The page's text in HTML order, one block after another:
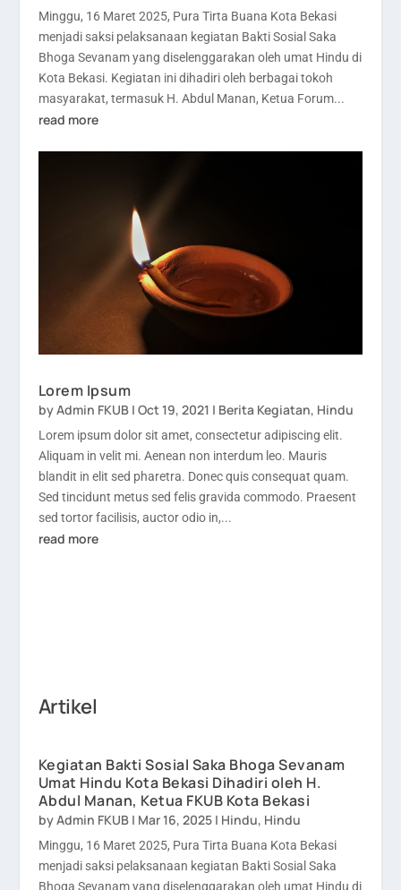
Minggu, 16 Maret 2025, Pura Tirta Buana Kota Bekasi
menjadi saksi pelaksanaan kegiatan Bakti Sosial Saka
Bhoga Sevanam yang diselenggarakan oleh umat Hindu di
Kota Bekasi. Kegiatan ini dihadiri oleh berbagai tokoh
masyarakat, termasuk H. Abdul Manan, Ketua Forum...
read more
Lorem Ipsum
byAdmin FKUB| Oct 19, 2021 | Berita Kegiatan, Hindu
Lorem ipsum dolor sit amet, consectetur adipiscing elit.
Aliquam in velit mi. Aenean non interdum leo. Mauris
blandit in elit sed pharetra. Donec quis consequat quam.
Sed tincidunt metus sed felis gravida commodo. Praesent
sed tortor facilisis, auctor odio in,...
read more
Artikel
Kegiatan Bakti Sosial Saka Bhoga Sevanam
Umat Hindu Kota Bekasi Dihadiri oleh H.
Abdul Manan, Ketua FKUB Kota Bekasi
byAdmin FKUB| Mar 16, 2025| Hindu, Hindu
Minggu, 16 Maret 2025, Pura Tirta Buana Kota Bekasi
menjadi saksi pelaksanaan kegiatan Bakti Sosial Saka
Bhoga Sevanam yang diselenggarakan oleh umat Hindu di